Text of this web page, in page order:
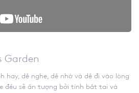
Garden
dễ nghe, dễ nhớ và dễ đi vào lòng
đều sẽ ấn tượng bởi tính bắt tai và